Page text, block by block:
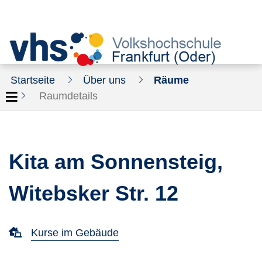
Startseite Über uns
Räume
Raumdetails
Kita am Sonnensteig,
Witebsker Str. 12
Kurse im Gebäude